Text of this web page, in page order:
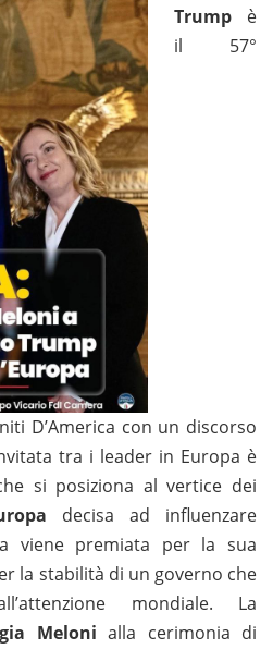
Trump è
il 57°
D’America con un discorso
tra i leader in Europa è
si posiziona al vertice dei
decisa ad influenzare
viene premiata per la sua
la stabilità di un governo che
mondiale. La
Meloni alla cerimonia di